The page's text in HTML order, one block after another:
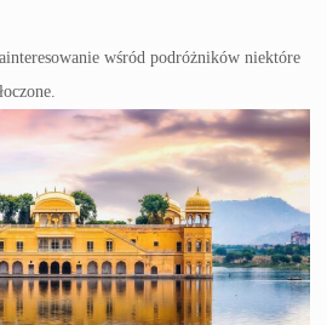
wśród podróżników niektóre